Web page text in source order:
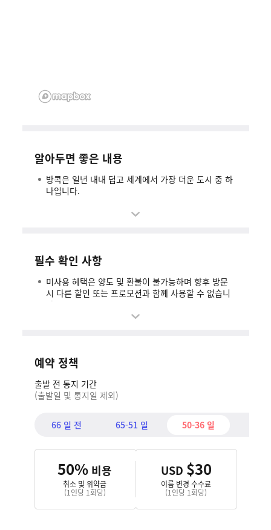
알아두면 좋은 내용
방콕은 일년 내내 덥고 세계에서 가장 더운 도시 중 하
나입니다.
낮은 11월부터 3월까지입니다.
방콕은 세계의 마사지 천국입니다.
필수 확인 사항
미사용 혜택은 양도 및 환불이 불가능하며 향후 방문
시 다른 할인 또는 프로모션과 함께 사용할 수 없습니
다.
여행 비자는 여행자 개인이 준비해야 합니다.
이름,성별, 생년월일을 정확히 작성하였는지 확인 바랍
코로나의 영향으로, 호텔 사정에 따라 일부 시설은 이
용이 불가능할 수 있습니다.
모든 여행자는 개인 여행자 보험에 가입할 것을 권장합
니다. 보장 내용이 여행 일정에 적합한지 확인하시기
본 페이지는 영어에서 한국어로 번역됩니다. 번역상의
차이가 발생할 경우 영어 버전을 우선으로 합니다.
예약 정책
출발 전 통지 기간
(출발일 및 통지일 제외)
66 일 전 65-51 일 50-36 일
50% 비용
취소 및 위약금
(1인당 1회당)
USD $30
이름 변경 수수료
(1인당 1회당)